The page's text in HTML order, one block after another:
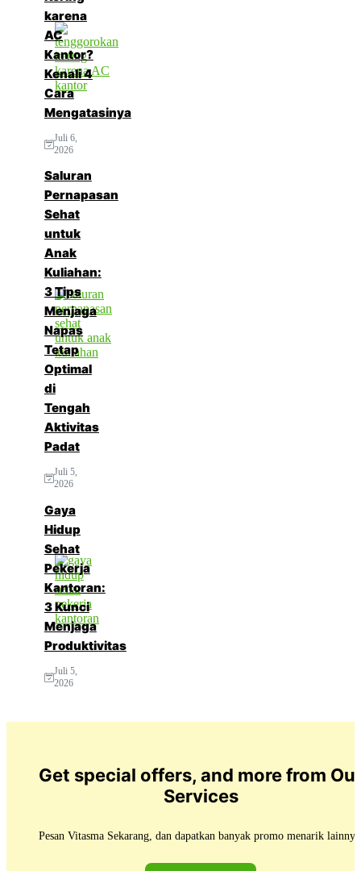
karena
AC
Kantor?
Kenali 4
Cara
Mengatasinya
Juli 6,
2026
Saluran
Pernapasan
Sehat
untuk
Anak
Kuliahan:
3 Tips
Menjaga
Napas
Tetap
Optimal
di
Tengah
Aktivitas
Padat
Juli 5,
2026
Gaya
Hidup
Sehat
Pekerja
Kantoran:
3 Kunci
Menjaga
Produktivitas
Juli 5,
2026
Get special offers, and more from
Services
Pesan Vitasma Sekarang, dan dapatkan banyak promo menarik